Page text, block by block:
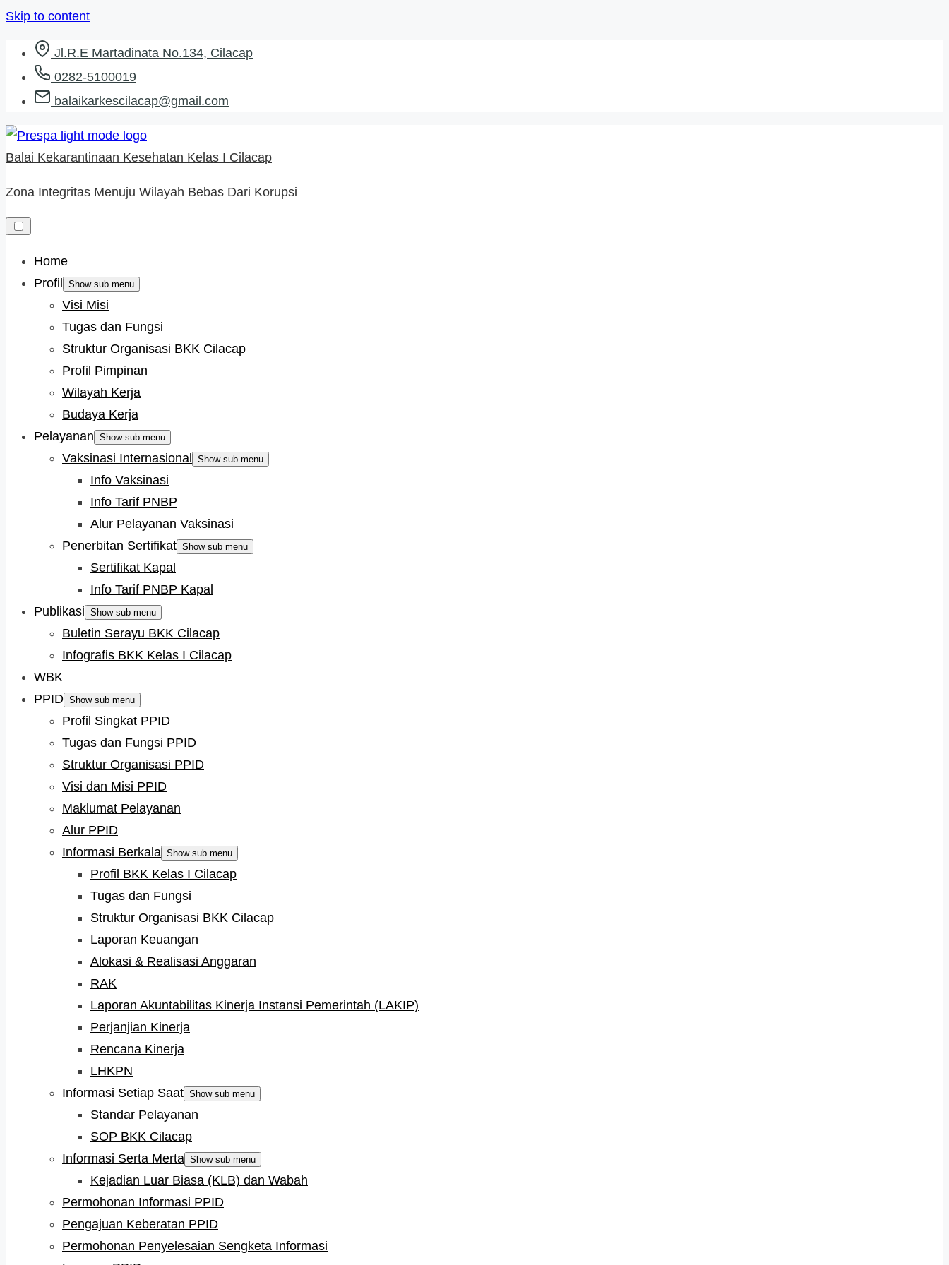
Skip to content
Jl.R.E Martadinata No.134, Cilacap
0282-5100019
balaikarkescilacap@gmail.com
Balai Kekarantinaan Kesehatan Kelas I Cilacap
Zona Integritas Menuju Wilayah Bebas Dari Korupsi
Home
Profil
Show sub menu
Visi Misi
Tugas dan Fungsi
Struktur Organisasi BKK Cilacap
Profil Pimpinan
Wilayah Kerja
Budaya Kerja
Pelayanan Show sub menu
Vaksinasi Internasional Show sub menu
Info Vaksinasi
Info Tarif PNBP
Alur Pelayanan Vaksinasi
Penerbitan Sertifikat Show sub menu
Sertifikat Kapal
Info Tarif PNBP Kapal
Publikasi Show sub menu
Buletin Serayu BKK Cilacap
Infografis BKK Kelas I Cilacap
WBK
PPID Show sub menu
Profil Singkat PPID
Tugas dan Fungsi PPID
Struktur Organisasi PPID
Visi dan Misi PPID
Maklumat Pelayanan
Alur PPID
Informasi Berkala Show sub menu
Profil BKK Kelas I Cilacap
Tugas dan Fungsi
Struktur Organisasi BKK Cilacap
Laporan Keuangan
Alokasi & Realisasi Anggaran
RAK
Laporan Akuntabilitas Kinerja Instansi Pemerintah (LAKIP)
Perjanjian Kinerja
Rencana Kinerja
LHKPN
Informasi Setiap Saat Show sub menu
Standar Pelayanan
SOP BKK Cilacap
Informasi Serta Merta Show sub menu
Kejadian Luar Biasa (KLB) dan Wabah
Permohonan Informasi PPID
Pengajuan Keberatan PPID
Permohonan Penyelesaian Sengketa Informasi